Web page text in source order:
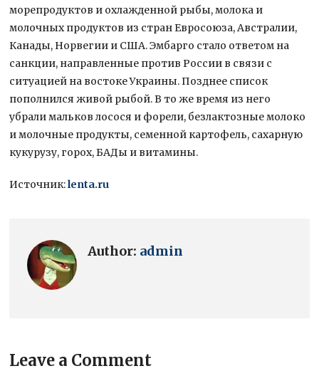
морепродуктов и охлажденной рыбы, молока и
молочных продуктов из стран Евросоюза, Австралии,
Канады, Норвегии и США. Эмбарго стало ответом на
санкции, направленные против России в связи с
ситуацией на востоке Украины. Позднее список
пополнился живой рыбой. В то же время из него
убрали мальков лосося и форели, безлактозные молоко
и молочные продукты, семенной картофель, сахарную
кукурузу, горох, БАДы и витамины.
Источник:lenta.ru
Author: admin
Leave a Comment